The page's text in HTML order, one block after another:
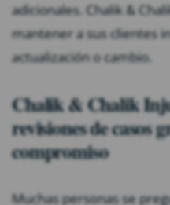
adicionales. Chalik &
mantener a sus clientes
actualización o cambio.
Chalik & Chalik
revisiones de casos
compromiso
Muchas personas se